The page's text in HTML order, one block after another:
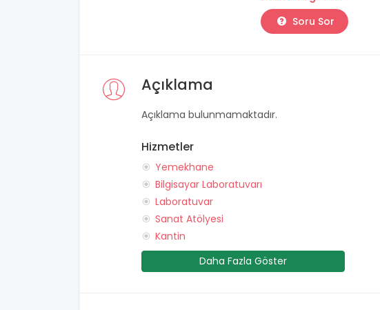
Soru Sor
Açıklama
Açıklama bulunmamaktadır.
Hizmetler
Yemekhane
Bilgisayar Laboratuvarı
Laboratuvar
Sanat Atölyesi
Kantin
Daha Fazla Göster